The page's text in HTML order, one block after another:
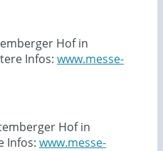
Hof in
Infos: www.messe-
Hof in
Infos: www.messe-